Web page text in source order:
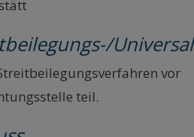
vor
teil.